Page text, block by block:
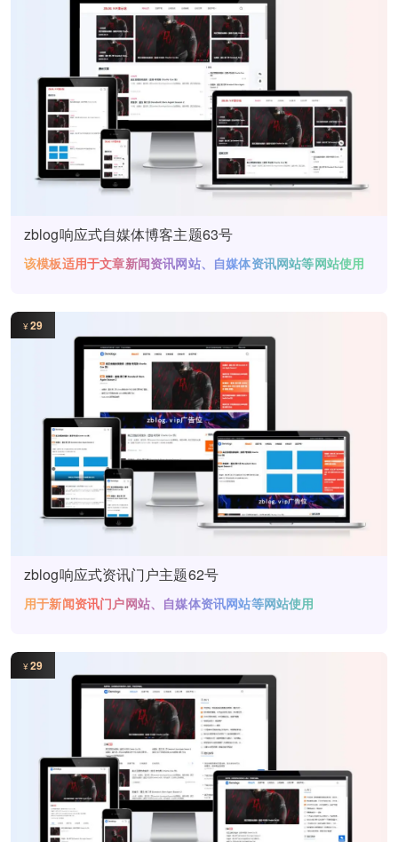
zblog响应式自媒体博客主题63号
该模板适用于文章新闻资讯网站、自媒体资讯网站等网站使用
¥29
zblog响应式资讯门户主题62号
用于新闻资讯门户网站、自媒体资讯网站等网站使用
¥29